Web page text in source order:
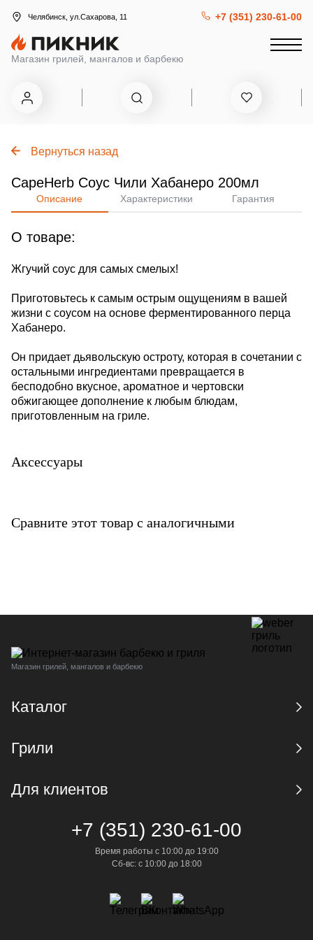
Челябинск, ул.Сахарова, 11 +7 (351) 230-61-00
Магазин грилей, мангалов и барбекю
Вернуться назад
CapeHerb Соус Чили Хабанеро 200мл
Описание Характеристики Гарантия
О товаре:
Жгучий соус для самых смелых!
Приготовьтесь к самым острым ощущениям в вашей
жизни с соусом на основе ферментированного перца
Хабанеро.
Он придает дьявольскую остроту, которая в сочетании с
остальными ингредиентами превращается в
бесподобно вкусное, ароматное и чертовски
обжигающее дополнение к любым блюдам,
приготовленным на гриле.
Аксессуары
Сравните этот товар с аналогичными
Магазин грилей, мангалов и барбекю
Каталог
Грили
Для клиентов
+7 (351) 230-61-00
Время работы с 10:00 до 19:00
Сб-вс: с 10:00 до 18:00